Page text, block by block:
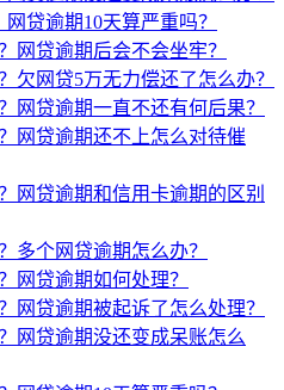
贷逾期10天算严重吗？
网贷逾期后会不会坐牢？
欠网贷5万无力偿还了怎么办？
网贷逾期一直不还有何后果？
网贷逾期还不上怎么对待催
网贷逾期和信用卡逾期的区别
多个网贷逾期怎么办？
网贷逾期如何处理？
网贷逾期被起诉了怎么处理？
网贷逾期没还变成呆账怎么